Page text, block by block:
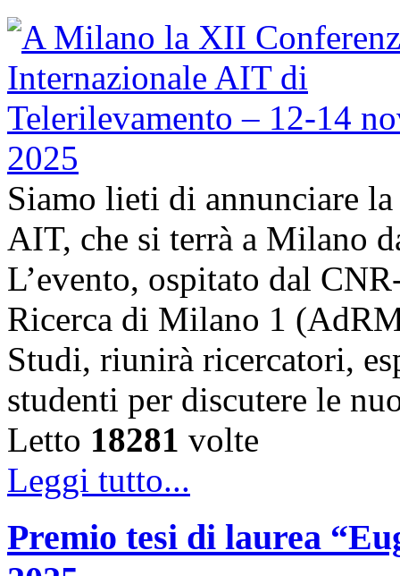
Siamo lieti di annunciare
AIT, che si terrà a Milano
L’evento, ospitato dal
Ricerca di Milano 1
Studi, riunirà ricercatori,
studenti per discutere le
Letto 18281 volte
Leggi tutto...
Premio tesi di laurea